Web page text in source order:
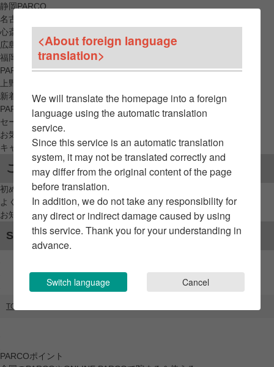
静岡PARCO
名古屋PARCO
心斎橋PARCO
広島PARCO
福岡PARCO
PARCO_ya
上野
新着アイテムから探す
PARCO限定アイテムから探す
セールアイテムから探す
お気に入りから探す
キャンペーン/クーポン対象から探す
ご利用案内
初めてのお客様へ
よくあるご質問 / お問い合わせ
お知らせ
SNSアカウント
TOP
PARCOポイント
<About foreign language
translation>
We will translate the homepage into a foreign
language using the automatic translation
service.
Since this service is an automatic translation
system, it may not be translated correctly and
may differ from the original content of the page
before translation.
In addition, we do not take any responsibility for
any direct or indirect damage caused by using
this service. Thank you for your understanding in
advance.
Switch language Cancel